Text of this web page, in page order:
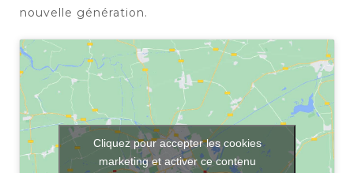
nouvelle génération.
Cliquez pour accepter les cookies
marketing et activer ce contenu